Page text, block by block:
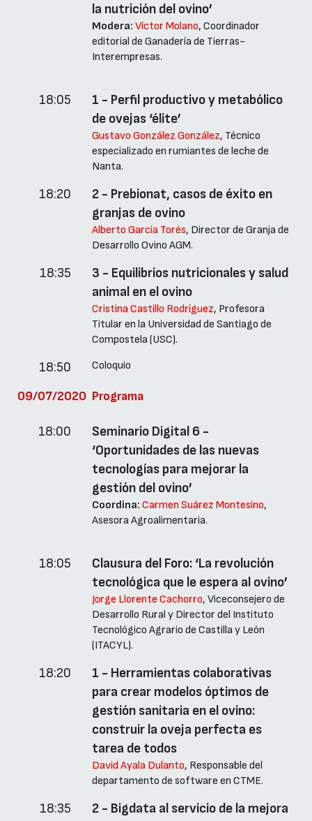
la nutrición del ovino’
Modera: Víctor Molano, Coordinador
editorial de Ganadería de Tierras-
Interempresas.
18:05
1 - Perfil productivo y metabólico
de ovejas ‘élite’
Gustavo González González, Técnico
especializado en rumiantes de leche de
Nanta.
18:20
2 - Prebionat, casos de éxito en
granjas de ovino
Alberto García Torés, Director de Granja de
Desarrollo Ovino AGM.
18:35
3 - Equilibrios nutricionales y salud
animal en el ovino
Cristina Castillo Rodríguez, Profesora
Titular en la Universidad de Santiago de
Compostela (USC).
18:50 Coloquio
09/07/2020 Programa
18:00
Seminario Digital 6 -
‘Oportunidades de las nuevas
tecnologías para mejorar la
gestión del ovino’
Coordina: Carmen Suárez Montesino,
Asesora Agroalimentaria.
18:05
Clausura del Foro: ‘La revolución
tecnológica que le espera al ovino’
Jorge Llorente Cachorro, Viceconsejero de
Desarrollo Rural y Director del Instituto
Tecnológico Agrario de Castilla y León
(ITACYL).
18:20
1 - Herramientas colaborativas
para crear modelos óptimos de
gestión sanitaria en el ovino:
construir la oveja perfecta es
tarea de todos
David Ayala Dulanto, Responsable del
departamento de software en CTME.
18:35
2 - Bigdata al servicio de la mejora